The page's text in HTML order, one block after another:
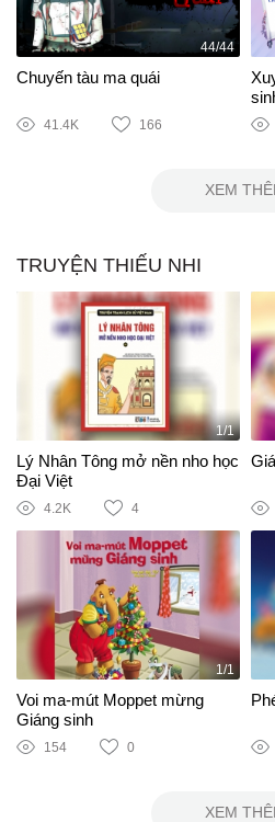
44/44
Chuyến tàu ma quái
41.4K 166
XEM
TRUYỆN THIẾU NHI
1/1
Lý Nhân Tông mở nền nho học
Đại Việt
4.2K 4
1/1
Voi ma-mút Moppet mừng
Giáng sinh
154 0
XEM